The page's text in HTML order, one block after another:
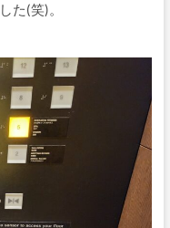
た(笑)。